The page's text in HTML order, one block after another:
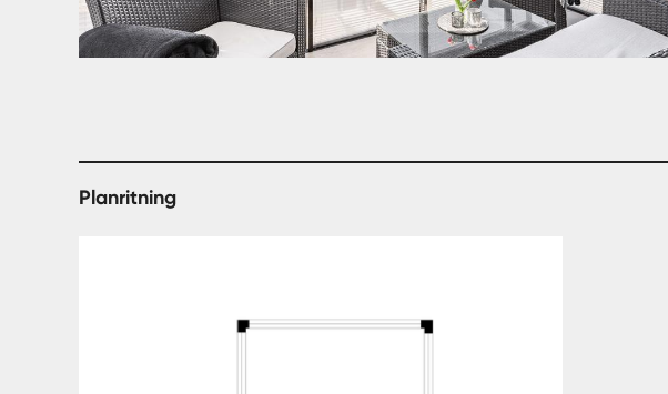
Planritning